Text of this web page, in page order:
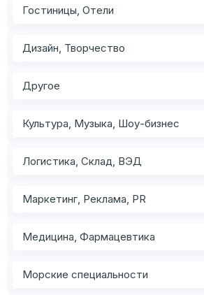
Гостиницы, Отели
Дизайн, Творчество
Другое
Культура, Музыка, Шоу-бизнес
Логистика, Склад, ВЭД
Маркетинг, Реклама, PR
Медицина, Фармацевтика
Морские специальности